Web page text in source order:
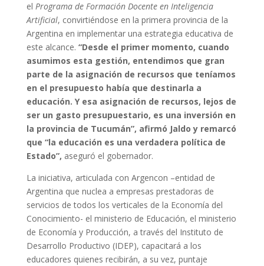
el Programa de Formación Docente en Inteligencia
Artificial, convirtiéndose en la primera provincia de la
Argentina en implementar una estrategia educativa de
este alcance. “Desde el primer momento, cuando
asumimos esta gestión, entendimos que gran
parte de la asignación de recursos que teníamos
en el presupuesto había que destinarla a
educación. Y esa asignación de recursos, lejos de
ser un gasto presupuestario, es una inversión en
la provincia de Tucumán”, afirmó Jaldo y remarcó
que “la educación es una verdadera política de
Estado”, aseguró el gobernador.
La iniciativa, articulada con Argencon –entidad de
Argentina que nuclea a empresas prestadoras de
servicios de todos los verticales de la Economía del
Conocimiento- el ministerio de Educación, el ministerio
de Economía y Producción, a través del Instituto de
Desarrollo Productivo (IDEP), capacitará a los
educadores quienes recibirán, a su vez, puntaje